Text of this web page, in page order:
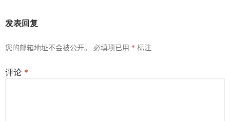
发表回复
您的邮箱地址不会被公开。 必填项已用 * 标注
评论 *